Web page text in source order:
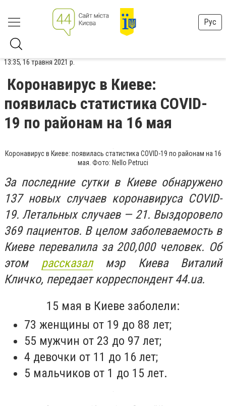
Рус
13:35, 16 травня 2021 р.
Коронавирус в Киеве:
появилась статистика COVID-
19 по районам на 16 мая
Коронавирус в Киеве: появилась статистика COVID-19 по районам на 16
мая. Фото: Nello Petruci
За последние сутки в Киеве обнаружено
137 новых случаев коронавируса COVID-
19. Летальных случаев — 21. Выздоровело
369 пациентов. В целом заболеваемость в
Киеве перевалила за 200,000 человек. Об
этом рассказалмэр Киева Виталий
Кличко, передает корреспондент 44.ua.
15 мая в Киеве заболели:
73 женщины от 19 до 88 лет;
55 мужчин от 23 до 97 лет;
4 девочки от 11 до 16 лет;
5 мальчиков от 1 до 15 лет.